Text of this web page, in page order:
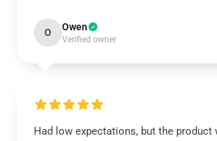
O Owen
Verified owner
Had low expectations, but the product